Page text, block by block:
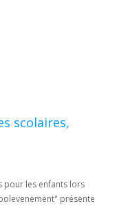
scolaires,
pour les enfants lors
présente